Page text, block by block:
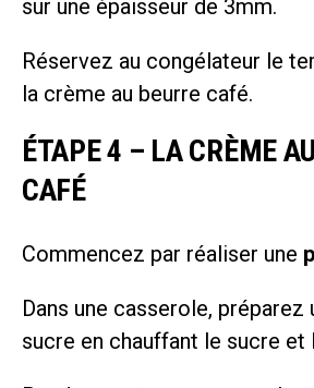
sur une épaisseur de 3mm.
Réservez au congélateur le
la crème au beurre café.
ÉTAPE 4 – LA CRÈME
CAFÉ
Commencez par réaliser une
Dans une casserole, préparez
sucre en chauffant le sucre et